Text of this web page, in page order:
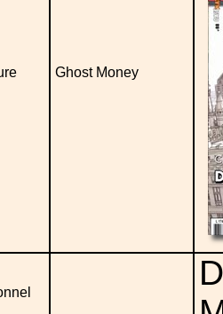
Ghost Money